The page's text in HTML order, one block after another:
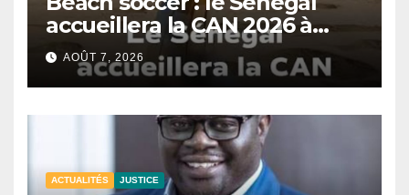
accueillera la CAN 2026 à
Dakar.
AOÛT 7, 2026
ACTUALITÉS JUSTICE